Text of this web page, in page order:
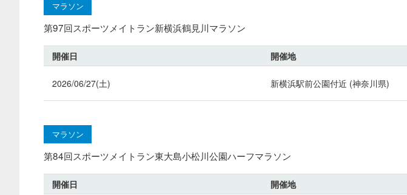
マラソン
第97回スポーツメイトラン新横浜鶴見川マラソン
開催日 開催地
2026/06/27(土) 新横浜駅前公園付近 (神奈川県)
マラソン
第84回スポーツメイトラン東大島小松川公園ハーフマラソン
開催日 開催地